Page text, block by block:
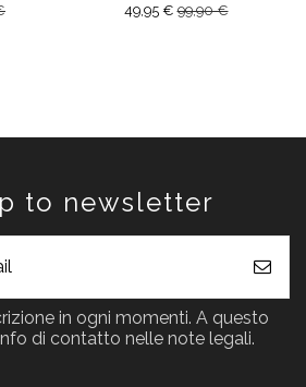
49,95 €99,90 €
to newsletter
in ogni momenti. A questo
di contatto nelle note legali.